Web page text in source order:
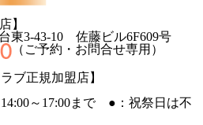
】
東3-43-10 佐藤ビル6F609号
（ご予約・お問合せ専用）
ブ正規加盟店】
～17:00まで ● ：祝祭日は不